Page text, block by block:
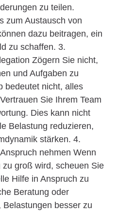
zu teilen.
zum Austausch von
dazu beitragen, ein
zu schaffen. 3.
Zögern Sie nicht,
und Aufgaben zu
bedeutet nicht, alles
Sie Ihrem Team
Dies kann nicht
Belastung reduzieren,
stärken. 4.
nehmen Wenn
groß wird, scheuen Sie
Hilfe in Anspruch zu
Beratung oder
besser zu